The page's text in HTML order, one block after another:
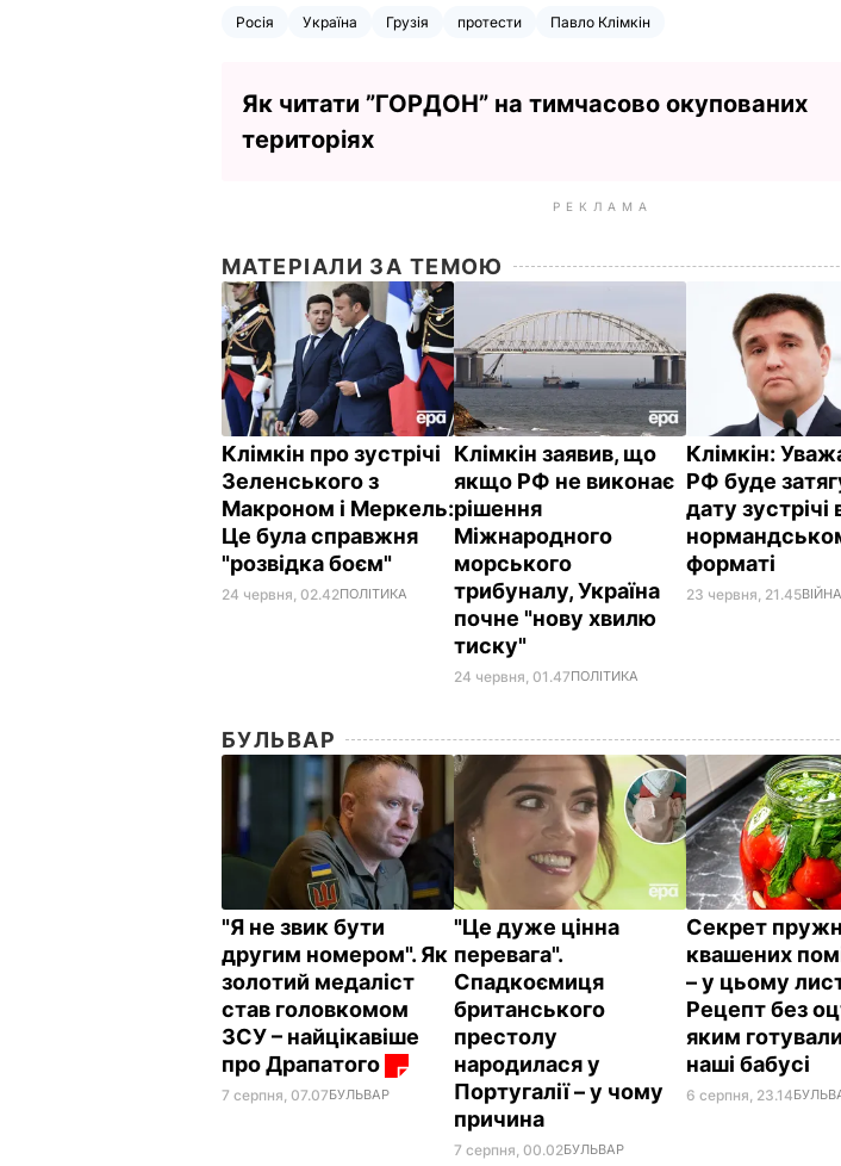
Росія Україна Грузія протести Павло Клімкін
Як читати ”ГОРДОН” на тимчасово окупованих
територіях
РЕКЛАМА
МАТЕРІАЛИ ЗА ТЕМОЮ
Клімкін про зустрічі
Зеленського з
Макроном і Меркель:
Це була справжня
"розвідка боєм"
24 червня, 02.42ПОЛІТИКА
Клімкін заявив, що
якщо РФ не виконає
рішення
Міжнародного
морського
трибуналу, Україна
почне "нову хвилю
тиску"
24 червня, 01.47ПОЛІТИКА
Клімкін:
РФ буде
дату зустрічі
форматі
23 червня, 21.45
БУЛЬВАР
"Я не звик бути
другим номером". Як
золотий медаліст
став головкомом
ЗСУ – найцікавіше
про Драпатого
7 серпня, 07.07БУЛЬВАР
"Це дуже цінна
перевага".
Спадкоємиця
британського
престолу
народилася у
Португалії – у чому
причина
7 серпня, 00.02БУЛЬВАР
Секрет
квашених
– у цьому
Рецепт без
яким
наші бабусі
6 серпня, 23.14